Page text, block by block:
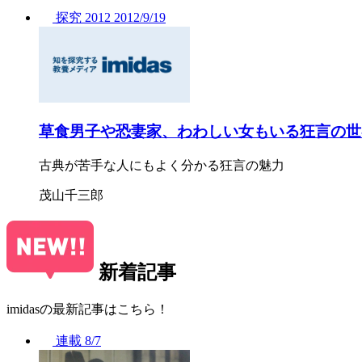
探究 2012 2012/9/19
草食男子や恐妻家、わわしい女もいる狂言の
古典が苦手な人にもよく分かる狂言の魅力
茂山千三郎
新着記事
imidasの最新記事はこちら！
連載 8/7